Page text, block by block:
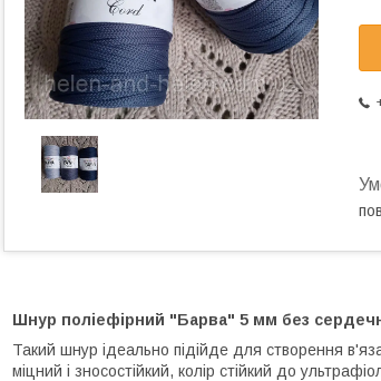
Шнур поліефірний "Барва" 5 мм без
Такий шнур ідеально підійде для створення
міцний і зносостійкий, колір стійкий до